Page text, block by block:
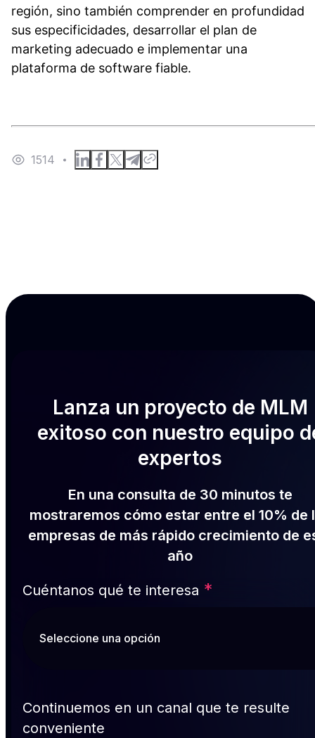
región, sino también comprender en profundidad
sus especificidades, desarrollar el plan de
marketing adecuado e implementar una
plataforma de software fiable.
1514
Lanza un proyecto de MLM
exitoso con nuestro equipo
expertos
En una consulta de 30 minutos te
mostraremos cómo estar entre el 10% de
empresas de más rápido crecimiento de
año
Cuéntanos qué te interesa *
Continuemos en un canal que te resulte
conveniente